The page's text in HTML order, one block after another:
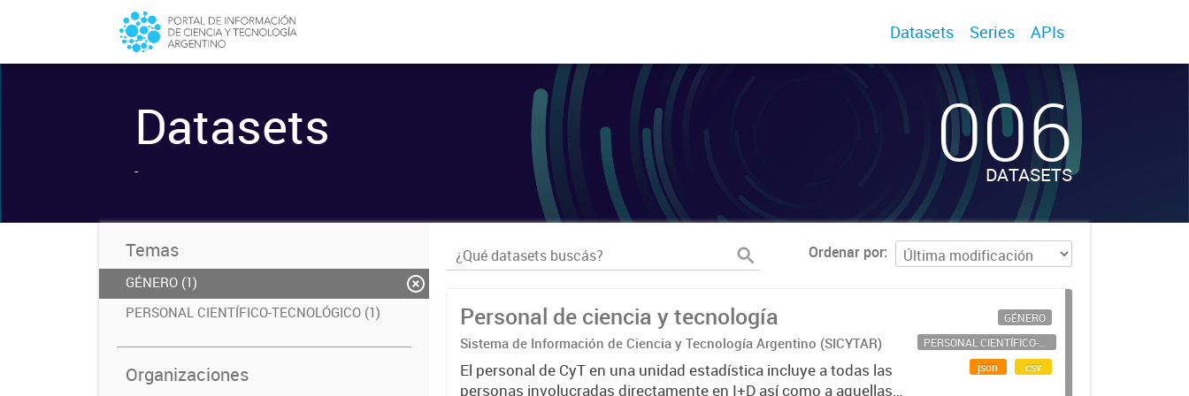
Datasets Series APIs
Datasets
- 006
DATASETS
Temas
GÉNERO (1)
PERSONAL CIENTÍFICO-TECNOLÓGICO (1)
Organizaciones
Ordenar por
Personal de ciencia y tecnología
Sistema de Información de Ciencia y Tecnología Argentino (SICYTAR)
El personal de CyT en una unidad estadística incluye a todas las
personas involucradas directamente en I+D así como a aquellas
GÉNERO
PERSONAL CIENTÍFICO-TECNOLÓGICO
json
csv